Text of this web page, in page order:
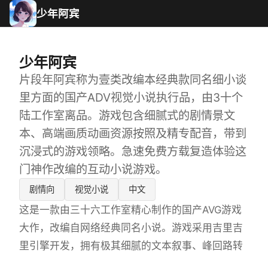
少年阿宾
少年阿宾
片段年阿宾称为壹类改编本经典款同名细小谈
里方面的国产ADV视觉小说执行品，由3十个
陆工作室离品。游戏包含细腻式的剧情景文
本、高端画质动画资源按照及精专配音，带到
沉浸式的游戏领略。急速免费方载复造体验这
门神作改编的互动小说游戏。
剧情向 视觉小说 中文
这是一款由三十六工作室精心制作的国产AVG游戏
大作，改编自网络经典同名小说。游戏采用吉里吉
里引擎开发，拥有极其细腻的文本叙事、峰回路转